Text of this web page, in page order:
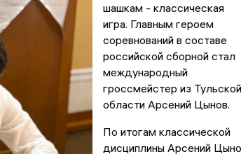
шашкам - классическая
игра. Главным героем
соревнований в составе
российской сборной стал
международный
гроссмейстер из Тульской
области Арсений Цынов.
По итогам классической
дисциплины Арсений